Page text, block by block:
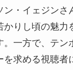
ン・イェジンさ
かりし頃の魅力
。一方で、テン
を求める視聴者